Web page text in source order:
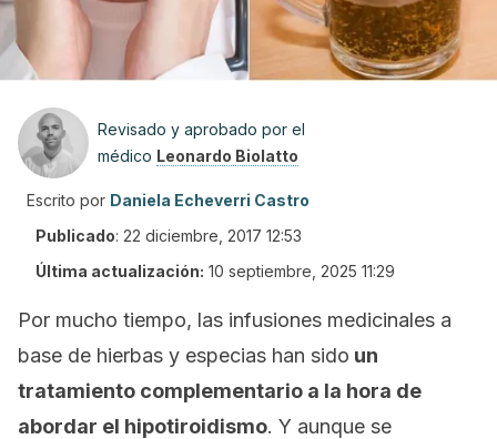
Revisado y aprobado por el
médico Leonardo Biolatto
Escrito por Daniela Echeverri Castro
Publicado: 22 diciembre, 2017 12:53
Última actualización: 10 septiembre, 2025 11:29
Por mucho tiempo, las infusiones medicinales a
base de hierbas y especias han sido un
tratamiento complementario a la hora de
abordar el hipotiroidismo. Y aunque se